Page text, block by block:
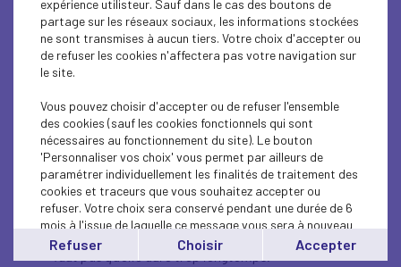
Sur les possibilités d'investissements aux
Etats-Unis
"D'un côté, il y a un certain nombre de dispositifs
entreprises d'investir aux États-Unis, mais en
règle générale les chefs d'entreprises sont très
prudents. D'abord, ils attendent les élections de
mid-term au mois de novembre prochain parce
qu'on ne sait pas si le Président Trump aura
toujours une majorité parlementaire. Il faut bien
se mettre en tête que les États-Unis ne sont pas
nos ennemis, que les Américains sont nos alliés.
On traverse une période très compliquée, il ne
faut pas qu'elle dure trop longtemps.
expérience utilisteur. Sauf dans le cas des boutons de
partage sur les réseaux sociaux, les informations stockées
ne sont transmises à aucun tiers. Votre choix d'accepter ou
de refuser les cookies n'affectera pas votre navigation sur
le site.
Vous pouvez choisir d'accepter ou de refuser l'ensemble
des cookies (sauf les cookies fonctionnels qui sont
nécessaires au fonctionnement du site). Le bouton
'Personnaliser vos choix' vous permet par ailleurs de
paramétrer individuellement les finalités de traitement des
cookies et traceurs que vous souhaitez accepter ou
refuser. Votre choix sera conservé pendant une durée de 6
mois à l'issue de laquelle ce message vous sera à nouveau
affiché..
Vous pouvez modifier votre choix à tout moment en
Refuser Choisir Accepter